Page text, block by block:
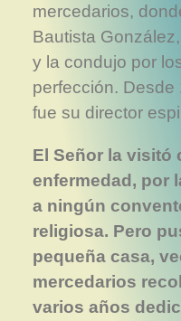
mercedarios,
Bautista
y la condujo por
perfección. Desde
fue su director
El Señor la visitó
enfermedad, por
a ningún
religiosa. Pero
pequeña casa,
mercedarios
varios años